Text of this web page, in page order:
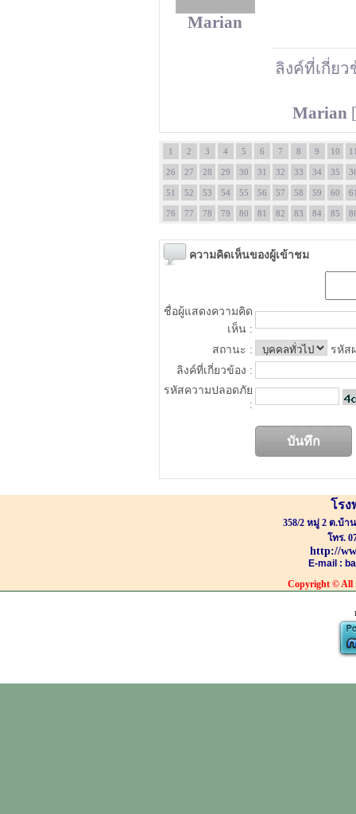
Marian
ลิงค์ที่เกี่ย
Marian
1 2 3 4 5 6 7 8 9 10
26 27 28 29 30 31 32 33 34 35
51 52 53 54 55 56 57 58 59 60
76 77 78 79 80 81 82 83 84 85
ความคิดเห็นของผู้เข้าชม
ชื่อผู้แสดงความคิด
เห็น :
สถานะ :
รหัส
ลิงค์ที่เกี่ยวข้อง :
รหัสความปลอดภัย
:
โร
358/2 หมู่ 2 ต.บ้า
โทร.
http://
E-mail :
Copyright© All